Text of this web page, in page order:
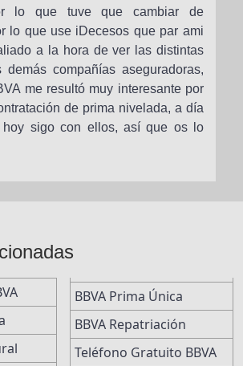
lo que tuve que cambiar de
lo que use iDecesos que par ami
a la hora de ver las distintas
compañías aseguradoras,
me resultó muy interesante por
de prima nivelada, a día
sigo con ellos, así que os lo
BBVA Prima Única
BBVA Repatriación
Teléfono Gratuito BBVA